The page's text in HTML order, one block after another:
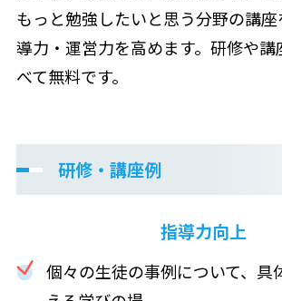
もっと勉強したいと思う分野の講
導力・運営力を高めます。研修や
べて無料です。
研修・講座例
指導力向上
個々の生徒の事例について、具